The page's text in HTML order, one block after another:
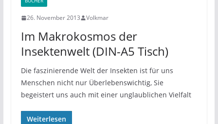
26. November 2013 Volkmar
Im Makrokosmos der
Insektenwelt (DIN-A5 Tisch)
Die faszinierende Welt der Insekten ist für uns
Menschen nicht nur Überlebenswichtig, Sie
begeistert uns auch mit einer unglaublichen Vielfalt
Weiterlesen